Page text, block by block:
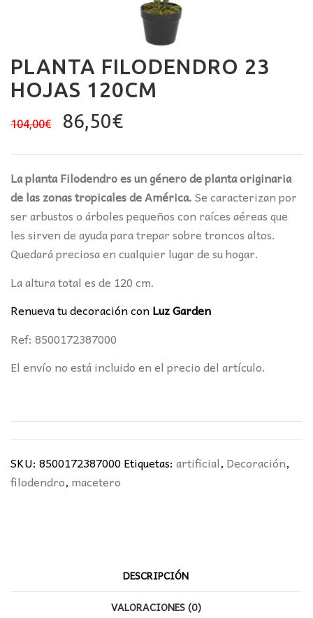
PLANTA FILODENDRO 23
HOJAS 120CM
104,00€
El
original
era:
104,00€.
86,50€El
actual
es:
86,50€.
La planta Filodendro es un género de planta originaria
de las zonas tropicales de América.Se caracterizan por
ser arbustos o árboles pequeños con raíces aéreas que
les sirven de ayuda para trepar sobre troncos altos.
Quedará preciosa en cualquier lugar de su hogar.
La altura total es de 120 cm.
Renueva tu decoración conLuz Garden
Ref: 8500172387000
El envío no está incluido en el precio del artículo.
SKU: 8500172387000Etiquetas: artificial, Decoración,
filodendro, macetero
DESCRIPCIÓN
VALORACIONES (0)